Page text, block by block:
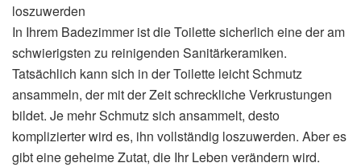
loszuwerden
In Ihrem Badezimmer ist die Toilette sicherlich eine der am
schwierigsten zu reinigenden Sanitärkeramiken.
Tatsächlich kann sich in der Toilette leicht Schmutz
ansammeln, der mit der Zeit schreckliche Verkrustungen
bildet. Je mehr Schmutz sich ansammelt, desto
komplizierter wird es, ihn vollständig loszuwerden. Aber es
gibt eine geheime Zutat, die Ihr Leben verändern wird.